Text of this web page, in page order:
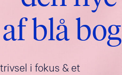
blå bog
i fokus & et